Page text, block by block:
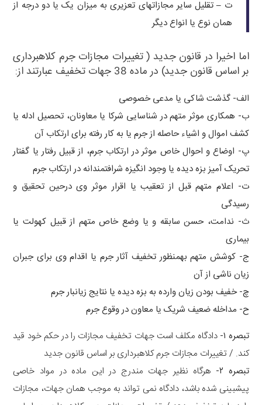
ت – تقلیل سایر مجازاتهای تعزیری به میزان یک یا دو درجه از
همان نوع یا انواع دیگر
اما اخیرا در قانون جدید ( تغییرات مجازات جرم کلاهبرداری
بر اساس قانون جدید) در ماده 38 جهات تخفیف عبارتند از:
الف- گذشت شاکی یا مدعی خصوصی
ب- همکاری موثر متهم در شناسایی شرکا یا معاونان، تحصیل ادله یا
کشف اموال و اشیاء حاصله از جرم یا به کار رفته برای ارتکاب آن
پ- اوضاع و احوال خاص موثر در ارتکاب جرم، از قبیل رفتار یا گفتار
تحریک آمیز بزه دیده یا وجود انگیزه شرافتمندانه در ارتکاب جرم
ت- اعلام متهم قبل از تعقیب یا اقرار موثر وی درحین تحقیق و
رسیدگی
ث- ندامت، حسن سابقه و یا وضع خاص متهم از قبیل کهولت یا
بیماری
ج- کوشش متهم بهمنظور تخفیف آثار جرم یا اقدام وی برای جبران
زیان ناشی از آن
چ- خفیف بودن زیان وارده به بزه دیده یا نتایج زیانبار جرم
ح- مداخله ضعیف شریک یا معاون در وقوع جرم
تبصره ۱-
دادگاه مکلف است جهات تخفیف مجازات را در حکم خود قید
کند. / تغییرات مجازات جرم کلاهبرداری بر اساس قانون جدید
تبصره ۲-
هرگاه نظیر جهات مندرج در این ماده در مواد خاصی
پیشبینی شده باشد، دادگاه نمی تواند به موجب همان جهات، مجازات